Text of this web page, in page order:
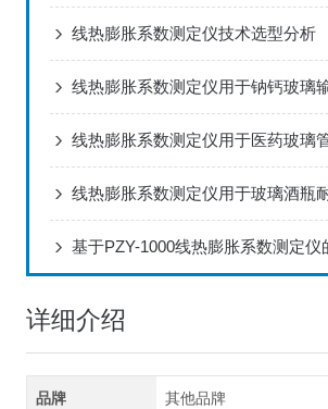
线热膨胀系数测定仪技术选型分析
详细介绍
品牌 其他品牌